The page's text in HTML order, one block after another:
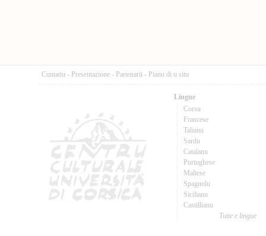
Cuntattu - Presentazione - Partenarii - Pianu di u situ
Lingue
Corsu
Francese
Talianu
Sardu
Catalanu
Purtughese
Maltese
Spagnolu
Sicilianu
Castillianu
Tutte e lingue